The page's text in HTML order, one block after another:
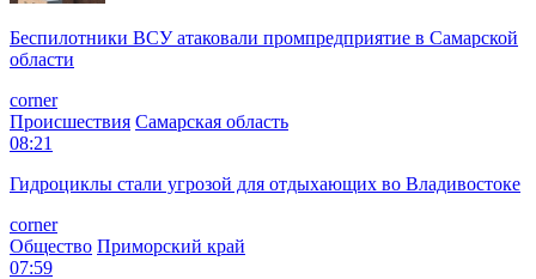
Беспилотники ВСУ атаковали промпредприятие в Самарской
области
corner
Происшествия Самарская область
08:21
Гидроциклы стали угрозой для отдыхающих во Владивостоке
corner
Общество Приморский край
07:59